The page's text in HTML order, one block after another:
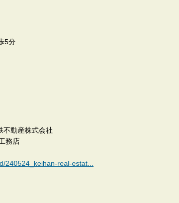
5分
不動産株式会社
務店
240524_keihan-real-estat...